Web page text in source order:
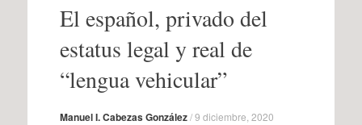
contenidoEl español, privado del
estatus legal y real de
“lengua vehicular”
Manuel I. Cabezas González/9 diciembre, 2020